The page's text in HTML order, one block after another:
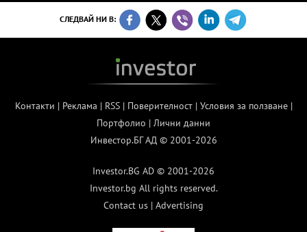
СЛЕДВАЙ НИ В:
Контакти | Реклама | RSS| Поверителност| Условия за ползване|
Портфолио | Лични данни
Инвестор.БГ АД © 2001-2026
Investor.BG AD © 2001-2026
Investor.bg All rights reserved.
Contact us | Advertising